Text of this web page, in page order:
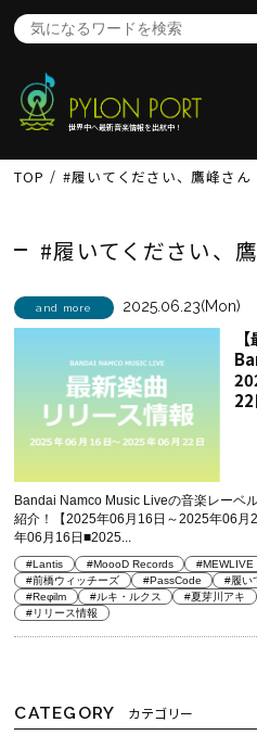
世界中へ最新音楽情報を出航中！
TOP #履いてください、鷹峰さん
#履いてください、
and more 2025.06.23(Mon)
22
Bandai Namco Music Liveの音楽レーベ
紹介！【2025年06月16日～2025年06
年06月16日■2025...
#Lantis #MoooD Records #MEWLIVE
#前橋ウィッチーズ
#PassCode #履い
#Reφilm
#ルキ・ルクス #夏芽川アキ
#リリース情報
CATEGORY カテゴリー